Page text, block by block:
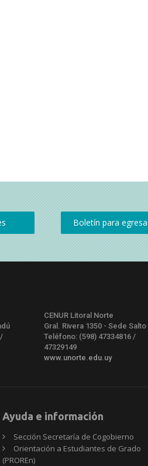
CENUR Litoral Norte
Gral. Rivera 1350 - Sede Salto
Teléfono: (598) 47334816 /
47329149
www.unorte.edu.uy
Ayuda e información
Sección Secretaría de Cogobierno
Orientación a Estudiantes de Grado
(PROREn)